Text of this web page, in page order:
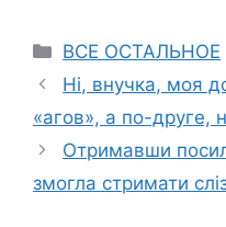
Categories
ВСЕ ОСТАЛЬНОЕ
Ні, внучка, моя
«агов», а по-друге,
Отримавши
змогла стримати